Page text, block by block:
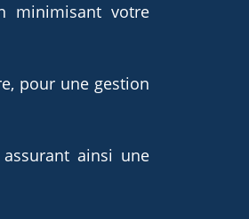
minimisant votre
pour une gestion
ainsi une